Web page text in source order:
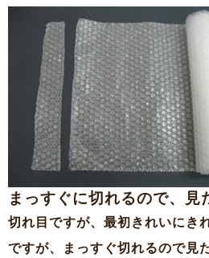
まっすぐに切れるので、見
切れ目ですが、最初きれいにき
ですが、まっすぐ切れるので見